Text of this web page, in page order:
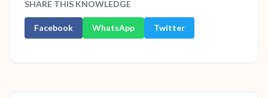
SHARE THIS KNOWLEDGE
Facebook WhatsApp Twitter